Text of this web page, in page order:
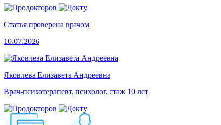
Статья проверена врачом
10.07.2026
Яковлева Елизавета Андреевна
Врач-психотерапевт, психолог, стаж 10 лет